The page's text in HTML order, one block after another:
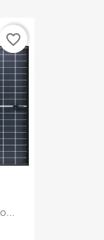
favorite_border